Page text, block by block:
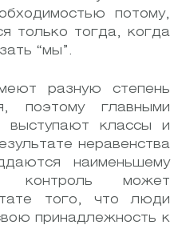
потому,
только тогда, когда
“мы”.
разную степень
поэтому главными
выступают классы и
неравенства
наименьшему
контроль может
того, что люди
принадлежность к